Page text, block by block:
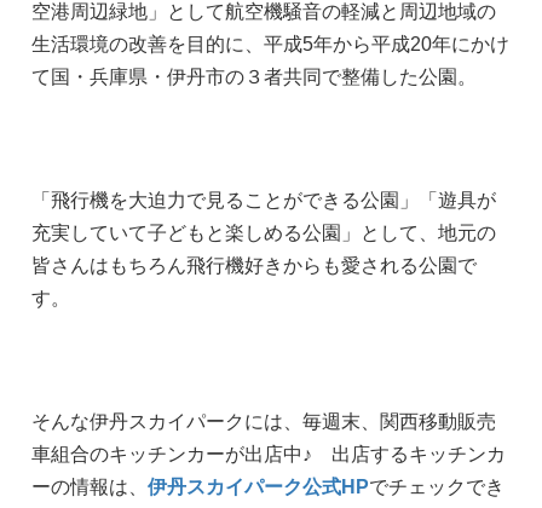
空港周辺緑地」として航空機騒音の軽減と周辺地域の
生活環境の改善を目的に、平成5年から平成20年にかけ
て国・兵庫県・伊丹市の３者共同で整備した公園。
「飛行機を大迫力で見ることができる公園」「遊具が
充実していて子どもと楽しめる公園」として、地元の
皆さんはもちろん飛行機好きからも愛される公園で
す。
そんな伊丹スカイパークには、毎週末、関西移動販売
車組合のキッチンカーが出店中♪ 出店するキッチンカ
ーの情報は、伊丹スカイパーク公式HPでチェックでき